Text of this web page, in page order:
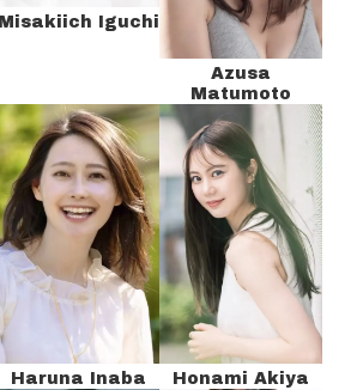
Misakiich Iguchi
Azusa
Matumoto
Haruna Inaba Honami Akiya